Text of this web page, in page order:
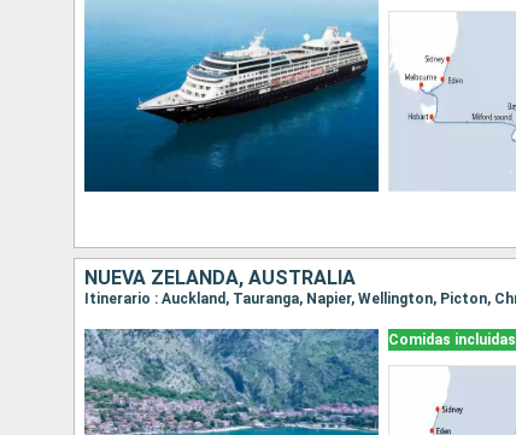
NUEVA ZELANDA, AUSTRALIA
Comidas incluidas